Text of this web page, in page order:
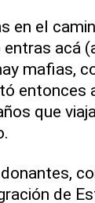
en el
entras acá
mafias,
entonces
que
de